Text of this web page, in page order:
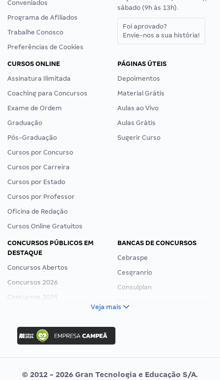
Conveniados
Programa de Afiliados
Trabalhe Conosco
Preferências de Cookies
sábado (9h às 13h).
Foi aprovado?
Envie-nos a sua história!
CURSOS ONLINE
Assinatura Ilimitada
Coaching para Concursos
Exame de Ordem
Graduação
Pós-Graduação
Cursos por Concurso
Cursos por Carreira
Cursos por Estado
Cursos por Professor
Oficina de Redação
Cursos Online Gratuitos
PÁGINAS ÚTEIS
Depoimentos
Material Grátis
Aulas ao Vivo
Aulas Grátis
Sugerir Curso
CONCURSOS PÚBLICOS EM
DESTAQUE
Concursos Abertos
Concursos 2026
Concursos 2025
Concurso Ibama
Concurso MPU
Editais publicados
BANCAS DE CONCURSOS
Cebraspe
Cesgranrio
Consulplan
Vunesp
Veja mais
© 2012 - 2026 Gran Tecnologia e Educação S/A.